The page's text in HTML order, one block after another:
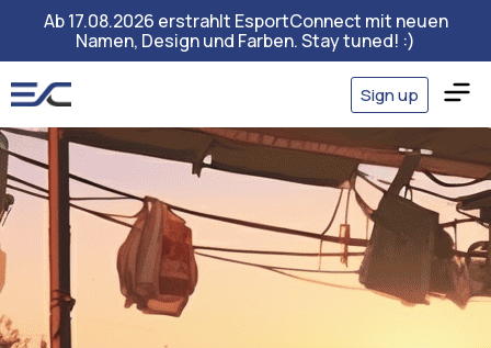
Ab 17.08.2026 erstrahlt EsportConnect mit neuen
Namen, Design und Farben. Stay tuned! :)
Sign up